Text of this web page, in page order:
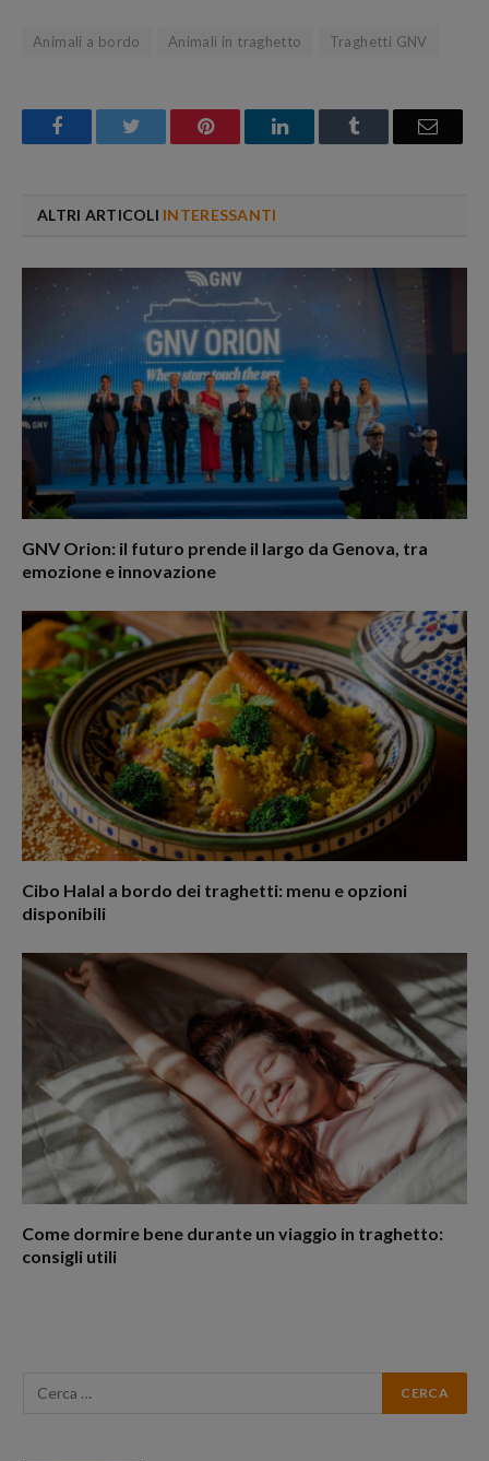
Animali a bordo Animali in traghetto Traghetti GNV
FacebookTwitter Pinterest LinkedInTumblr Email
ALTRI ARTICOLI INTERESSANTI
GNV Orion: il futuro prende il largo da Genova, tra
emozione e innovazione
Cibo Halal a bordo dei traghetti: menu e opzioni
disponibili
Come dormire bene durante un viaggio in traghetto:
consigli utili